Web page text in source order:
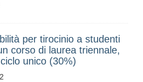
per tirocinio a studenti
corso di laurea triennale,
unico (30%)